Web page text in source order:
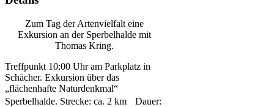
Zum Tag der Artenvielfalt eine
Exkursion an der Sperbelhalde mit
Thomas Kring.
Treffpunkt 10:00 Uhr am Parkplatz in
Schächer. Exkursion über das
„flächenhafte Naturdenkmal“
Sperbelhalde. Strecke: ca. 2 km Dauer: